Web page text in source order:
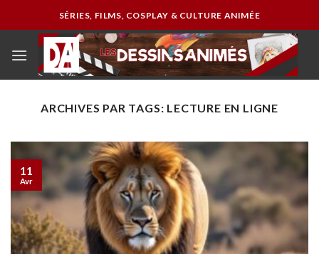
SÉRIES, FILMS, COSPLAY & CULTURE ANIMÉE
ARCHIVES PAR TAGS: LECTURE EN LIGNE
11
Avr